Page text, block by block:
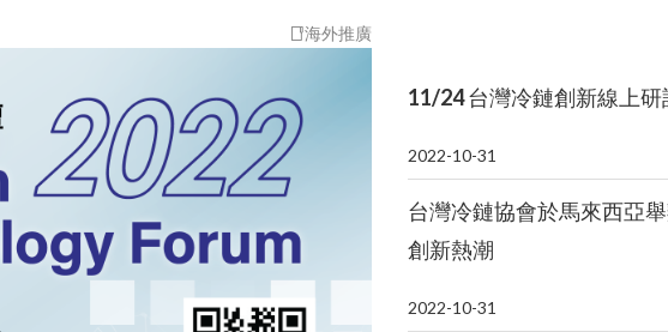
第三屆理事長
海外推廣
11/24 台灣冷鏈創新線上
2022-10-31
台灣冷鏈協會於馬來西亞
創新熱潮
2022-10-31